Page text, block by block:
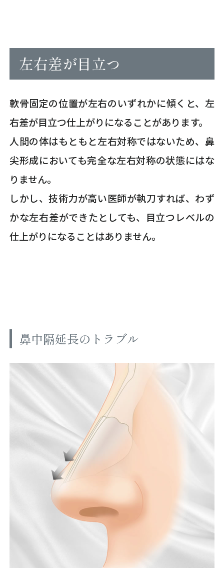
左右差が目立つ
軟骨固定の位置が左右のいずれかに傾くと、左
右差が目立つ仕上がりになることがあります。
人間の体はもともと左右対称ではないため、鼻
尖形成においても完全な左右対称の状態にはな
りません。
しかし、技術力が高い医師が執刀すれば、わず
かな左右差ができたとしても、目立つレベルの
仕上がりになることはありません。
鼻中隔延長のトラブル